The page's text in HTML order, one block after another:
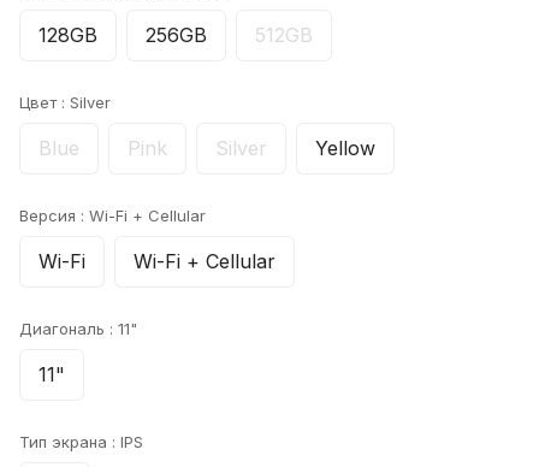
128GB 256GB 512GB
Цвет : Silver
Blue Pink Silver Yellow
Версия : Wi-Fi + Cellular
Wi-Fi Wi-Fi + Cellular
Диагональ : 11"
11"
Тип экрана : IPS